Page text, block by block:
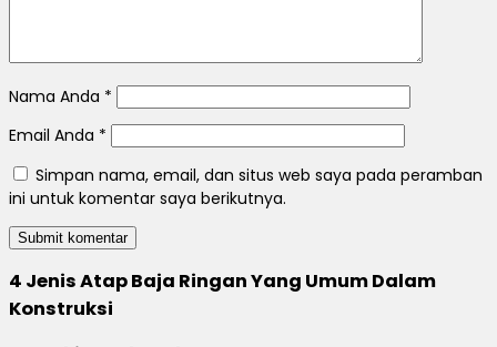
Nama Anda *
Email Anda *
Simpan nama, email, dan situs web saya pada peramban
ini untuk komentar saya berikutnya.
4 Jenis Atap Baja Ringan Yang Umum Dalam
Konstruksi